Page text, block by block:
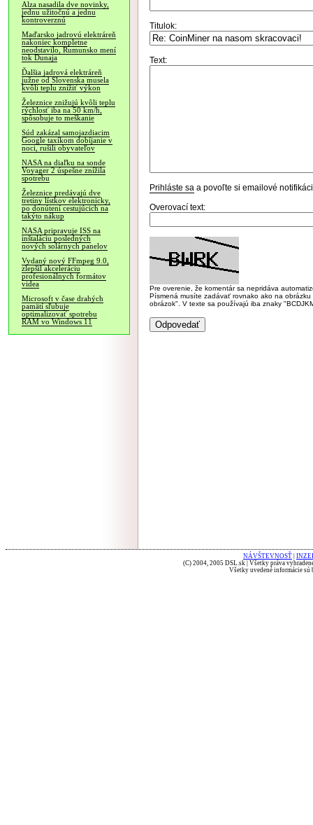
Alza nasadila dve novinky,
jednu užitočnú a jednu
kontroverznú
Maďarsko jadrovú elektráreň
nakoniec kompletne
neodstavilo, Rumunsko mení
tok Dunaja
Ďalšia jadrová elektráreň
južne od Slovenska musela
kvôli teplu znížiť výkon
Železnice znižujú kvôli teplu
rýchlosť iba na 50 km/h,
spôsobuje to meškanie
Súd zakázal samojazdiacim
Google taxíkom dobíjanie v
noci, rušili obyvateľov
NASA na diaľku na sonde
Voyager 2 úspešne znížila
spotrebu
Železnice predávajú dve
tretiny lístkov elektronicky,
po donútení cestujúcich na
takýto nákup
NASA pripravuje ISS na
inštaláciu posledných
nových solárnych panelov
Vydaný nový FFmpeg 9.0,
zlepšil akceleráciu
profesionálnych formátov
videa
Microsoft v čase drahých
pamätí sľubuje
optimalizovať spotrebu
RAM vo Windows 11
Titulok:
Text:
Prihláste sa a povoľte si emailové
Overovací text:
Pre overenie, že komentár sa nepridáva
Písmená musíte zadávať rovnako ako na
obrázok". V texte sa používajú iba znaky
NÁVŠTEVNOSŤ
(C) 2004, 2005 DSL.sk | Všetky práva
Všetky uvedené informácie sú